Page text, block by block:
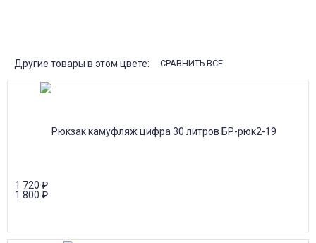
Другие товары в этом цвете: СРАВНИТЬ ВСЕ
1 720 ₽
1 800 ₽